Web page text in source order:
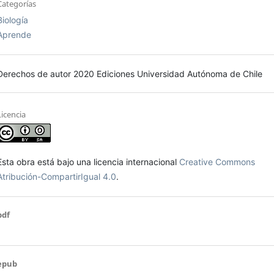
de autor 2020 Ediciones Universidad Autónoma de Chile
obra está bajo una licencia internacional Creative Commons
CompartirIgual 4.0.